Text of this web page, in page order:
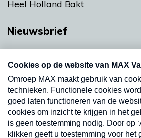
Heel Holland Bakt
Nieuwsbrief
nieuwsbrief. Elke vrijdag- en
uw mailbox.